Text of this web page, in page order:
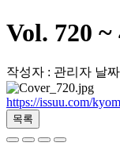
Vol. 720 ~
작성자 : 관리자 날
https://issuu.com/
목록